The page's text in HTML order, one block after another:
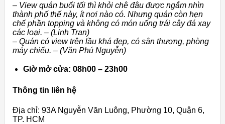
– View quán buổi tối thì khỏi chê đâu được ngắm nhìn
thành phố thế này, ít nơi nào có. Nhưng quán còn hẹn
chế phần topping và không có món uống trái cây đá xay
các loại. – (Linh Tran)
– Quán có view trên lầu khá đẹp, có sân thượng, phòng
máy chiếu. – (Văn Phú Nguyễn)
Giờ mở cửa: 08h00 – 23h00
Thông tin liên hệ
Địa chỉ: 93A Nguyễn Văn Luông, Phường 10, Quận 6,
TP. HCM